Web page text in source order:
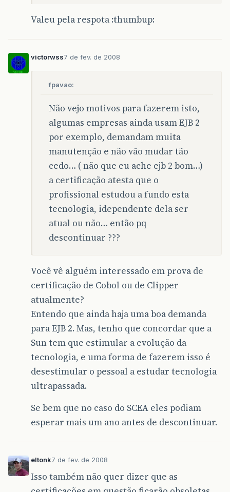
Valeu pela respota :thumbup:
victorwss7 de fev. de 2008
fpavao:
Não vejo motivos para fazerem isto,
algumas empresas ainda usam EJB 2
por exemplo, demandam muita
manutenção e não vão mudar tão
cedo… ( não que eu ache ejb 2 bom…)
a certificação atesta que o
profissional estudou a fundo esta
tecnologia, idependente dela ser
atual ou não… então pq
descontinuar ???
Você vê alguém interessado em prova de
certificação de Cobol ou de Clipper
atualmente?
Entendo que ainda haja uma boa demanda
para EJB 2. Mas, tenho que concordar que a
Sun tem que estimular a evolução da
tecnologia, e uma forma de fazerem isso é
desestimular o pessoal a estudar tecnologia
ultrapassada.
Se bem que no caso do SCEA eles podiam
esperar mais um ano antes de descontinuar.
eltonk7 de fev. de 2008
Isso também não quer dizer que as